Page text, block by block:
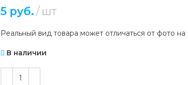
5 руб. шт
Реальный вид товара может отличаться от фото на
В наличии